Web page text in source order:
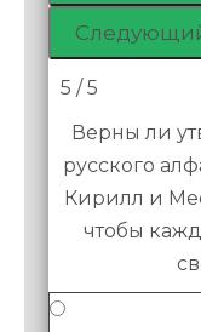
5 / 5
Верны ли
русского
Кирилл и
чтобы